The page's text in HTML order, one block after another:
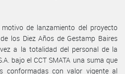
motivo de lanzamiento del proyecto
los Diez Años de Gestamp Baires
a la totalidad del personal de la
bajo el CCT SMATA una suma que
conformadas con valor vigente al